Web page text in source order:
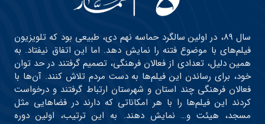
سال ۸۹، در اولین سالگرد حماسه نهم دی، طبیعی بود که تلویزیون
فیلم‌های با موضوع فتنه را نمایش دهد. اما این اتفاق نیفتاد. به
همین دلیل، تعدادی از فعالان فرهنگی، تصمیم گرفتند در حد توان
خود، برای رساندن این فیلم‌ها به دست مردم تلاش کنند. آن‌ها با
فعالان فرهنگی چند استان و شهرستان ارتباط گرفتند و درخواست
کردند این فیلم‌ها را با هر امکاناتی که دارند در فضاهایی مثل
مسجد، هیئت و… نمایش دهند. به این ترتیب، اولین دوره